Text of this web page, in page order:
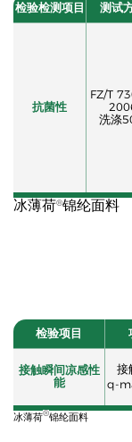
检验检测项目 测试
抗菌性
FZ/T
洗涤
冰薄荷®锦纶面料
检验项目
接触瞬间凉感性
能
接
q-
冰薄荷®锦纶面料